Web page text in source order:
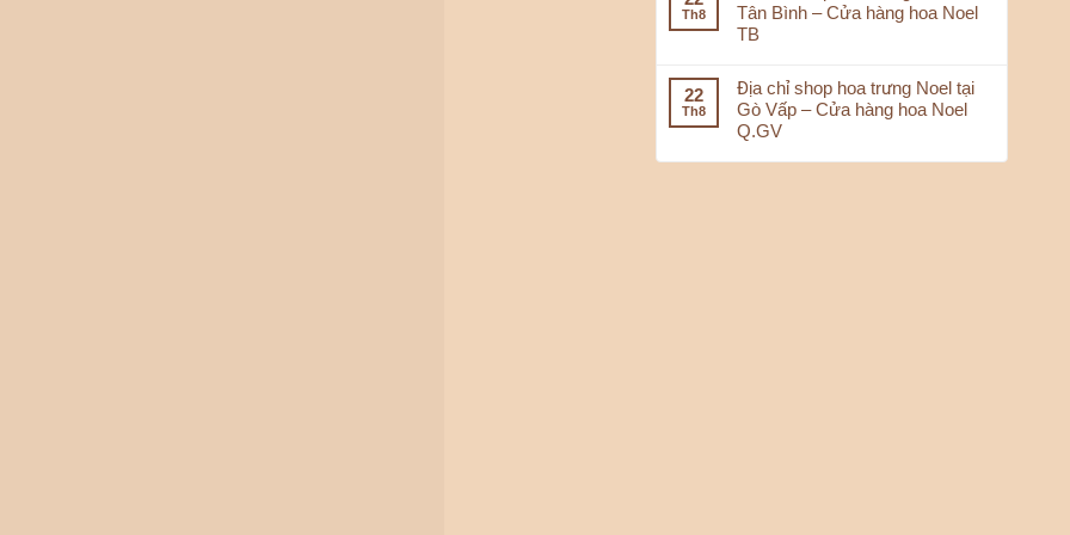
Th8
Tân Bình – Cửa hàng hoa Noel
TB
22
Th8
Địa chỉ shop hoa trưng Noel tại
Gò Vấp – Cửa hàng hoa Noel
Q.GV